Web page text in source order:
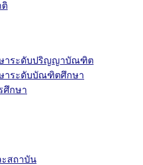
ติ
ษาระดับปริญญาบัณฑิต
าระดับบัณฑิตศึกษา
ศึกษา
สถาบัน